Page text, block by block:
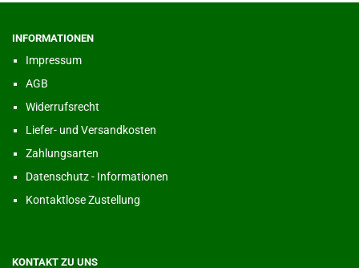
INFORMATIONEN
Impressum
AGB
Widerrufsrecht
Liefer- und Versandkosten
Zahlungsarten
Datenschutz - Informationen
Kontaktlose Zustellung
KONTAKT ZU UNS